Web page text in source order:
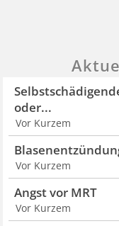
oder...
Vor Kurzem
Vor Kurzem
Angst vor MRT
Vor Kurzem